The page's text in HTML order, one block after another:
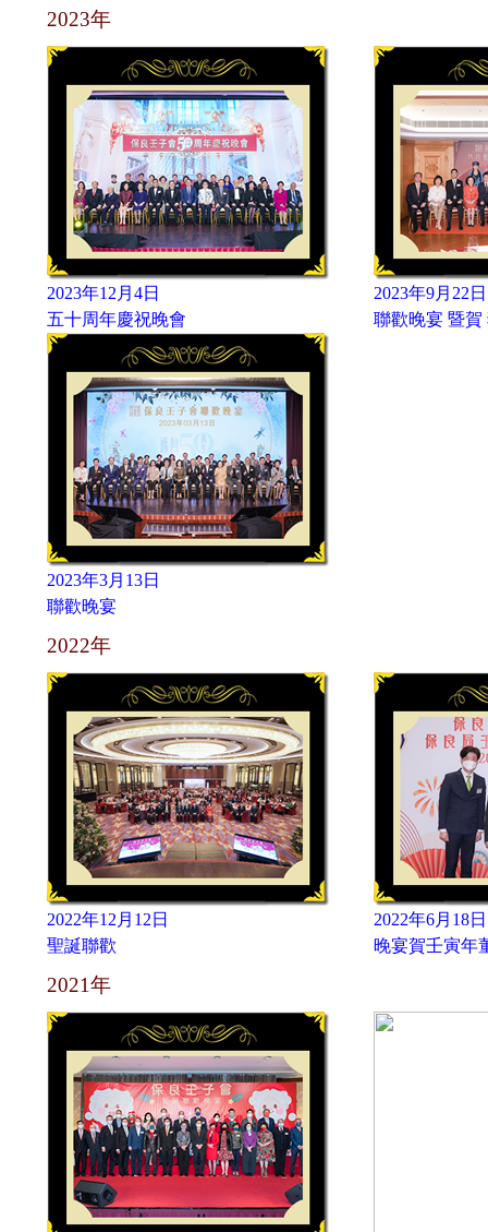
2023年
2023年12月4日
五十周年慶祝晚會
2023年9月22日
聯歡晚宴 暨賀
2023年3月13日
聯歡晚宴
2022年
2022年12月12日
聖誕聯歡
2022年6月18日
晚宴賀壬寅年
2021年